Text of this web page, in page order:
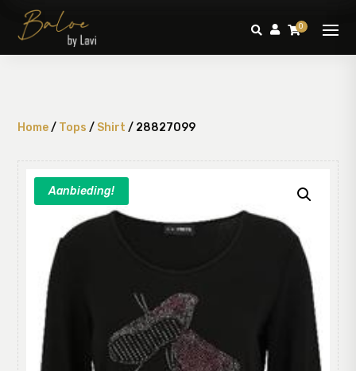
  0
Home/ Tops / Shirt / 28827099
Aanbieding!